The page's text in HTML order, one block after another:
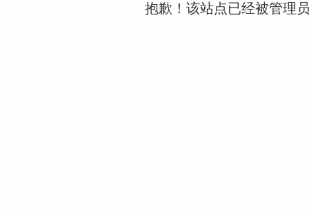
抱歉！该站点已经被管理